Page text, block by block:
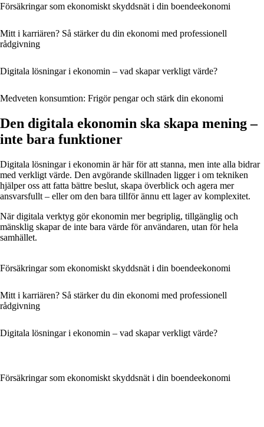
Försäkringar som ekonomiskt skyddsnät i din boendeekonomi
Mitt i karriären? Så stärker du din ekonomi med professionell
rådgivning
Digitala lösningar i ekonomin – vad skapar verkligt värde?
Medveten konsumtion: Frigör pengar och stärk din ekonomi
Den digitala ekonomin ska skapa mening –
inte bara funktioner
Digitala lösningar i ekonomin är här för att stanna, men inte alla bidrar
med verkligt värde. Den avgörande skillnaden ligger i om tekniken
hjälper oss att fatta bättre beslut, skapa överblick och agera mer
ansvarsfullt – eller om den bara tillför ännu ett lager av komplexitet.
När digitala verktyg gör ekonomin mer begriplig, tillgänglig och
mänsklig skapar de inte bara värde för användaren, utan för hela
samhället.
Försäkringar som ekonomiskt skyddsnät i din boendeekonomi
Mitt i karriären? Så stärker du din ekonomi med professionell
rådgivning
Digitala lösningar i ekonomin – vad skapar verkligt värde?
Försäkringar som ekonomiskt skyddsnät i din boendeekonomi